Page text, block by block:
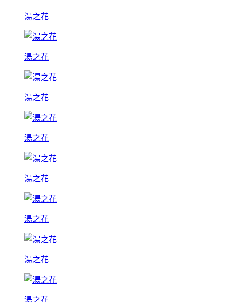
湯之花
湯之花
湯之花
湯之花
湯之花
湯之花
湯之花
湯之花